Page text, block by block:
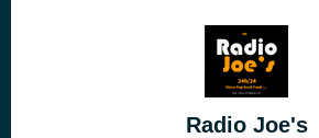
Radio Joe's